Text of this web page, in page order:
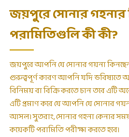
জয়পুরে সোনার গহনার
পরামিতিগুলি কী কী?
জয়পুরে আপনি যে সোনার গয়না
গুরুত্বপূর্ণ কারণ আপনি যদি ভবিষ্যতে
বিনিময় বা বিক্রি করতে চান তবে এটি
এটি প্রমাণ করে যে আপনি যে সোনার
আসল। সুতরাং, সোনার গহনা কেনার
কয়েকটি পরামিতি পরীক্ষা করতে হবে।